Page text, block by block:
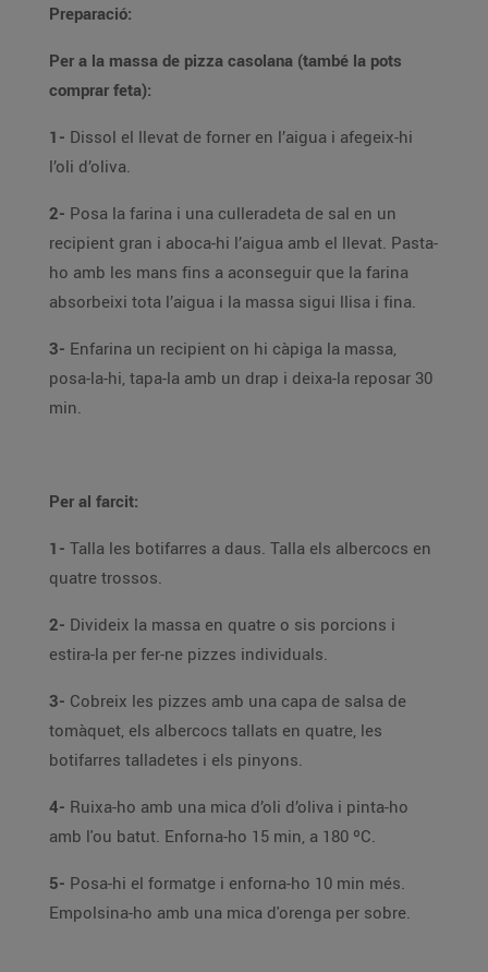
Preparació:
Per a la massa de pizza casolana (també la pots
comprar feta):
1- Dissol el llevat de forner en l’aigua i afegeix-hi
l’oli d’oliva.
2- Posa la farina i una culleradeta de sal en un
recipient gran i aboca-hi l’aigua amb el llevat. Pasta-
ho amb les mans fins a aconseguir que la farina
absorbeixi tota l’aigua i la massa sigui llisa i fina.
3- Enfarina un recipient on hi càpiga la massa,
posa-la-hi, tapa-la amb un drap i deixa-la reposar 30
min.
Per al farcit:
1- Talla les botifarres a daus. Talla els albercocs en
quatre trossos.
2- Divideix la massa en quatre o sis porcions i
estira-la per fer-ne pizzes individuals.
3- Cobreix les pizzes amb una capa de salsa de
tomàquet, els albercocs tallats en quatre, les
botifarres talladetes i els pinyons.
4- Ruixa-ho amb una mica d’oli d’oliva i pinta-ho
amb l'ou batut. Enforna-ho 15 min, a 180 ºC.
5- Posa-hi el formatge i enforna-ho 10 min més.
Empolsina-ho amb una mica d'orenga per sobre.